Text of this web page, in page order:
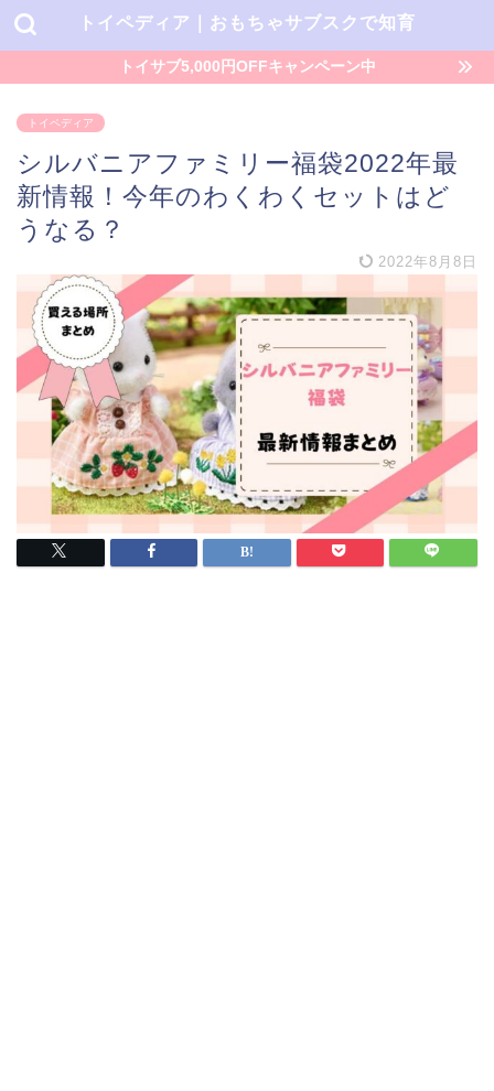
トイペディア｜おもちゃサブスクで知育
トイサブ5,000円OFFキャンペーン中
トイペディア
シルバニアファミリー福袋2022年最
新情報！今年のわくわくセットはど
うなる？
2022年8月8日